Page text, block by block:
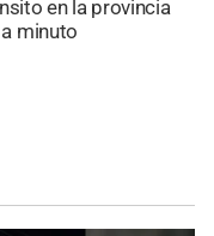
en la provincia
minuto